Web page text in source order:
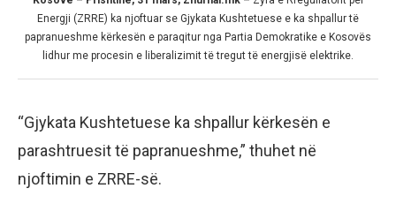
Energji (ZRRE) ka njoftuar se Gjykata Kushtetuese e ka shpallur të
papranueshme kërkesën e paraqitur nga Partia Demokratike e Kosovës
lidhur me procesin e liberalizimit të tregut të energjisë elektrike.
“Gjykata Kushtetuese ka shpallur kërkesën e
parashtruesit të papranueshme,” thuhet në
njoftimin e ZRRE-së.